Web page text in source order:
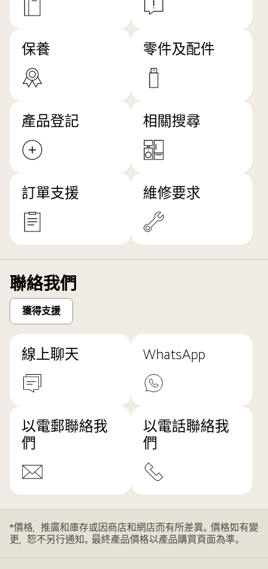
保養 零件及配件
產品登記 相關搜尋
訂單支援 維修要求
聯絡我們
獲得支援
線上聊天 WhatsApp
以電郵聯絡我
們
以電話聯絡我
們
*價格，推廣和庫存或因商店和網店而有所差異。價格如有變
更，恕不另行通知。最終產品價格以產品購買頁面為準。